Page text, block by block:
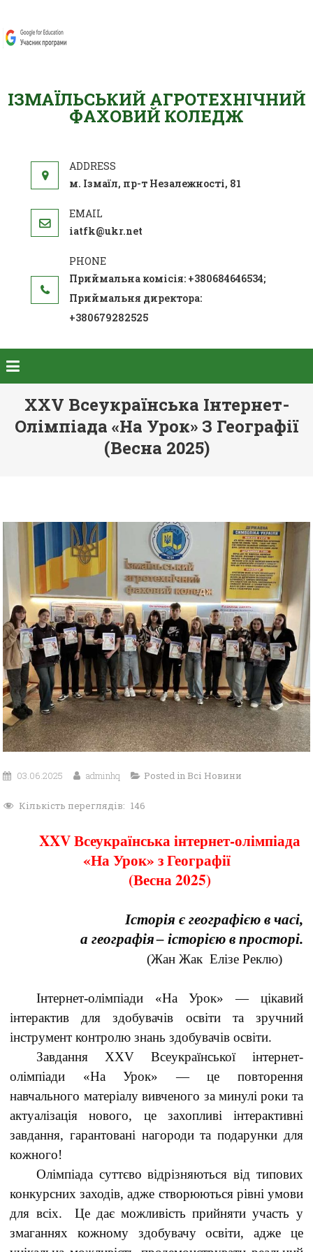
ІЗМАЇЛЬСЬКИЙ АГРОТЕХНІЧНИЙ
ФАХОВИЙ КОЛЕДЖ
м. Ізмаїл, пр-т Незалежності, 81
iatfk@ukr.net
Приймальна комісія: +380684646534;
Приймальня директора:
+380679282525
XXV Всеукраїнська Інтернет-
Олімпіада «На Урок» З Географії
(Весна 2025)
03.06.2025 adminhq Posted in Всі Новини
Кількість переглядів: 146
XXV Всеукраїнська інтернет-олімпіада
«На Урок» з Географії
(Весна 2025)
Історія є географією в часі,
а географія– історією в просторі.
(Жан Жак Елізе Реклю)
Інтернет-олімпіади «На Урок» — цікавий
інтерактив для здобувачів освіти та зручний
інструмент контролю знань здобувачів освіти.
Завдання XXV Всеукраїнської інтернет-
олімпіади «На Урок» — це повторення
навчального матеріалу вивченого за минулі роки та
актуалізація нового, це захопливі інтерактивні
завдання, гарантовані нагороди та подарунки для
кожного!
Олімпіада суттєво відрізняються від типових
конкурсних заходів, адже створюються рівні умови
для всіх. Це дає можливість прийняти участь у
змаганнях кожному здобувачу освіти, адже це